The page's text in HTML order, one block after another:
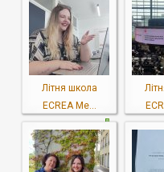
Літня школа
ECREA Me...